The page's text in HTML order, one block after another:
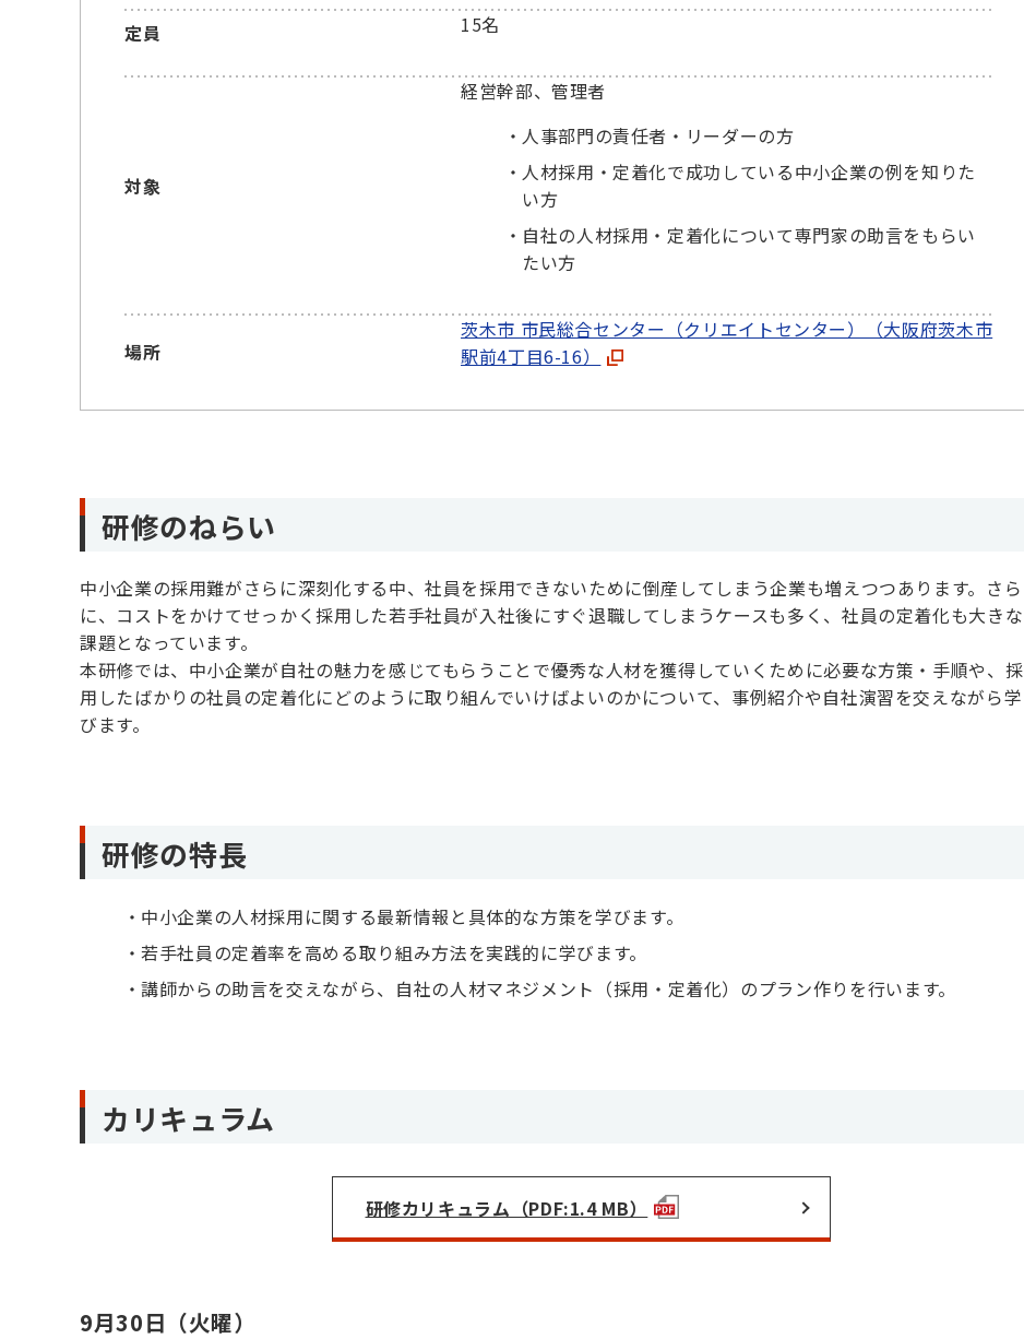
定員 15名
対象
経営幹部、管理者
人事部門の責任者・リーダーの方
人材採用・定着化で成功している中小企業の例を知りた
い方
自社の人材採用・定着化について専門家の助言をもらい
たい方
場所
茨木市 市民総合センター（クリエイトセンター）（大阪府茨木市
駅前4丁目6-16）
研修のねらい
中小企業の採用難がさらに深刻化する中、社員を採用できないために倒産してしまう企業も増えつつあります。さら
に、コストをかけてせっかく採用した若手社員が入社後にすぐ退職してしまうケースも多く、社員の定着化も大きな
課題となっています。
本研修では、中小企業が自社の魅力を感じてもらうことで優秀な人材を獲得していくために必要な方策・手順や、採
用したばかりの社員の定着化にどのように取り組んでいけばよいのかについて、事例紹介や自社演習を交えながら学
びます。
研修の特長
中小企業の人材採用に関する最新情報と具体的な方策を学びます。
若手社員の定着率を高める取り組み方法を実践的に学びます。
講師からの助言を交えながら、自社の人材マネジメント（採用・定着化）のプラン作りを行います。
カリキュラム
研修カリキュラム（PDF:1.4 MB）
9月30日（火曜）